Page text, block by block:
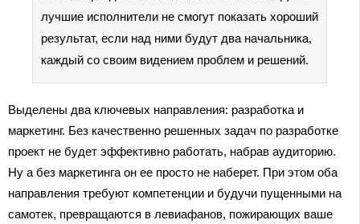
лучшие исполнители не смогут показать хороший
результат, если над ними будут два начальника,
каждый со своим видением проблем и решений.
Выделены два ключевых направления: разработка и
маркетинг. Без качественно решенных задач по разработке
проект не будет эффективно работать, набрав аудиторию.
Ну а без маркетинга он ее просто не наберет. При этом оба
направления требуют компетенции и будучи пущенными на
самотек, превращаются в левиафанов, пожирающих ваше